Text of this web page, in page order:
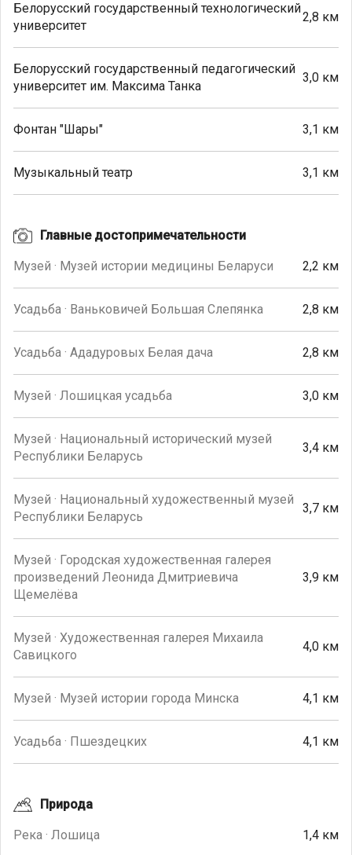
Белорусский государственный технологический
университет
2,8 км
Белорусский государственный педагогический
университет им. Максима Танка
3,0 км
Фонтан "Шары" 3,1 км
Музыкальный театр 3,1 км
Главные достопримечательности
Музей · Музей истории медицины Беларуси 2,2 км
Усадьба · Ваньковичей Большая Слепянка 2,8 км
Усадьба · Ададуровых Белая дача 2,8 км
Музей · Лошицкая усадьба 3,0 км
Музей · Национальный исторический музей
Республики Беларусь
3,4 км
Музей · Национальный художественный музей
Республики Беларусь
3,7 км
Музей · Городская художественная галерея
произведений Леонида Дмитриевича
Щемелёва
3,9 км
Музей · Художественная галерея Михаила
Савицкого
4,0 км
Музей · Музей истории города Минска 4,1 км
Усадьба · Пшездецких 4,1 км
Природа
Река · Лошица 1,4 км